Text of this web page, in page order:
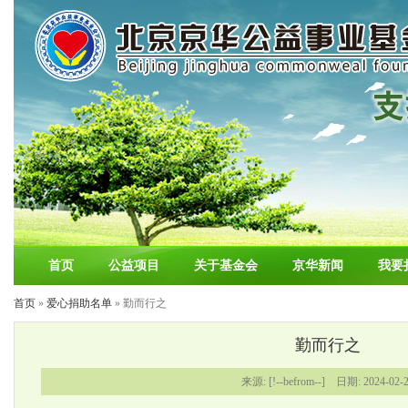
首页 公益项目 关于基金会 京华新闻 我要
首页 » 爱心捐助名单 » 勤而行之
勤而行之
来源: [!--befrom--] 日期: 2024-02-